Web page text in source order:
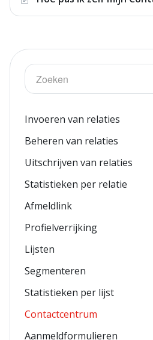
Invoeren van relaties
Beheren van relaties
Uitschrijven van relaties
Statistieken per relatie
Afmeldlink
Profielverrijking
Lijsten
Segmenteren
Statistieken per lijst
Contactcentrum
Aanmeldformulieren